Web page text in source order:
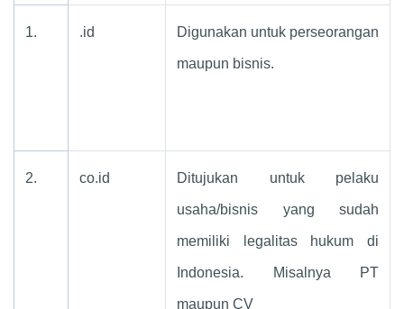
1. .id Digunakan untuk perseorangan
maupun bisnis.
2. co.id Ditujukan untuk pelaku
usaha/bisnis yang sudah
memiliki legalitas hukum di
Indonesia. Misalnya PT
maupun CV